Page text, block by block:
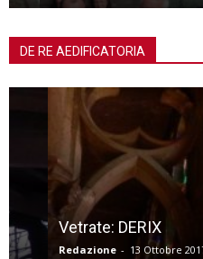
DE RE AEDIFICATORIA
Vetrate: DERIX
Redazione - 13 Ottobre 2017